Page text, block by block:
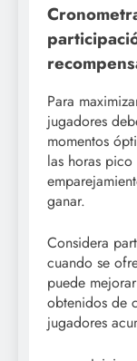
Para
jugadores
momentos
las horas
ganar.
Considera
cuando se
puede
obtenidos de
jugadores